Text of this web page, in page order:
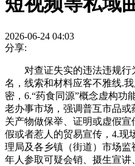
2026-06-24 04:03
分享:
对查证失实的违法违规行
名，线索和材料应客不雅线.
密，6.“药食同源”概念虚构功
老办事市场，强调普互市品
关产物做保举、证明或虚假
假或者惹人的贸易宣传，4.现
理局及各乡镇（街道）市场
年人参取可疑会销、摄生宣